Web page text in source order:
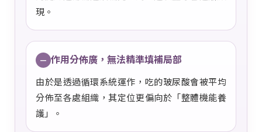
現。
－ 作用分佈廣，無法精準填補局部
由於是透過循環系統運作，吃的玻尿酸會被平均
分佈至各處組織，其定位更偏向於「整體機能養
護」。